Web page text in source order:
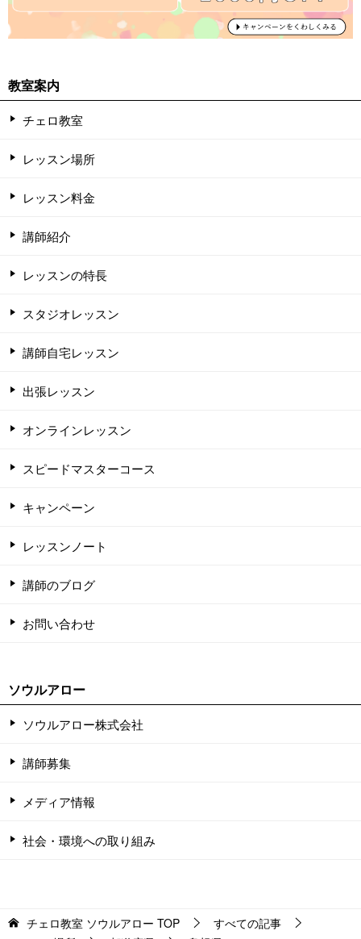
教室案内
チェロ教室
レッスン場所
レッスン料金
講師紹介
レッスンの特長
スタジオレッスン
講師自宅レッスン
出張レッスン
オンラインレッスン
スピードマスターコース
キャンペーン
レッスンノート
講師のブログ
お問い合わせ
ソウルアロー
ソウルアロー株式会社
講師募集
メディア情報
社会・環境への取り組み
チェロ教室 ソウルアロー TOP
すべての記事